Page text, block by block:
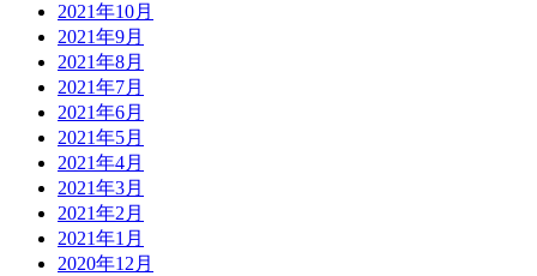
2021年10月
2021年9月
2021年8月
2021年7月
2021年6月
2021年5月
2021年4月
2021年3月
2021年2月
2021年1月
2020年12月